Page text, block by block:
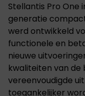
Stellantis Pro One
generatie
werd ontwikkeld
functionele en
nieuwe
kwaliteiten van
vereenvoudigde
toegankelijker